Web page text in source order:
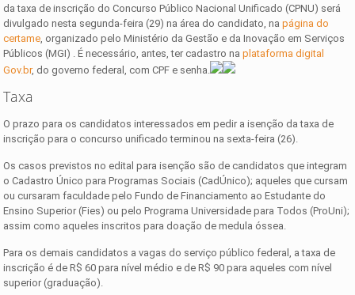
da taxa de inscrição do Concurso Público Nacional Unificado (CPNU) será
divulgado nesta segunda-feira (29) na área do candidato, napágina do
certame , organizado pelo Ministério da Gestão e da Inovação em Serviços
Públicos (MGI) . É necessário, antes, ter cadastro naplataforma digital
Gov.br, do governo federal, com CPF e senha.
Taxa
O prazo para os candidatos interessados em pedir a isenção da taxa de
inscrição para o concurso unificado terminou na sexta-feira (26).
Os casos previstos no edital para isenção são de candidatos que integram
o Cadastro Único para Programas Sociais (CadÚnico); aqueles que cursam
ou cursaram faculdade pelo Fundo de Financiamento ao Estudante do
Ensino Superior (Fies) ou pelo Programa Universidade para Todos (ProUni);
assim como aqueles inscritos para doação de medula óssea.
Para os demais candidatos a vagas do serviço público federal, a taxa de
inscrição é de R$ 60 para nível médio e de R$ 90 para aqueles com nível
superior (graduação).